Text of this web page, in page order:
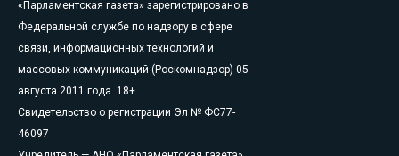
«Парламентская газета» зарегистрировано в
Федеральной службе по надзору в сфере
связи, информационных технологий и
массовых коммуникаций (Роскомнадзор) 05
августа 2011 года. 18+
Свидетельство о регистрации Эл № ФС77-
46097